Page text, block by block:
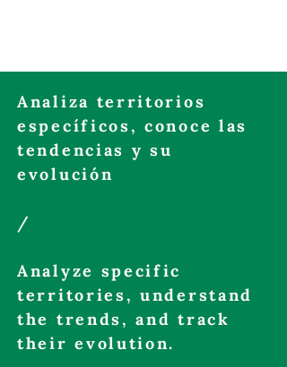
Analiza territorios
específicos, conoce las
tendencias y su
evolución
/
Analyze specific
territories, understand
the trends, and track
their evolution.